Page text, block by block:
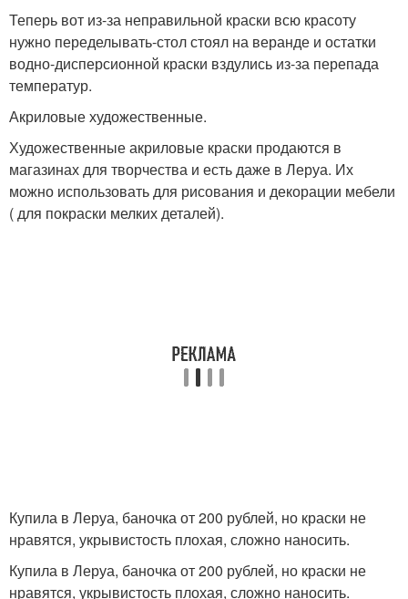
Теперь вот из-за неправильной краски всю красоту
нужно переделывать-стол стоял на веранде и остатки
водно-дисперсионной краски вздулись из-за перепада
температур.
Акриловые художественные.
Художественные акриловые краски продаются в
магазинах для творчества и есть даже в Леруа. Их
можно использовать для рисования и декорации мебели
( для покраски мелких деталей).
Купила в Леруа, баночка от 200 рублей, но краски не
нравятся, укрывистость плохая, сложно наносить.
Купила в Леруа, баночка от 200 рублей, но краски не
нравятся, укрывистость плохая, сложно наносить.